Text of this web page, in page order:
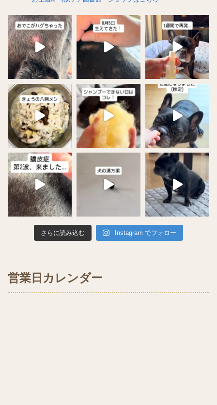
さらに読み込む Instagram でフォロー
営業日カレンダー